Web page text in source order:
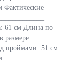
Фактические
61 см Длина по
размере
проймами: 51 см